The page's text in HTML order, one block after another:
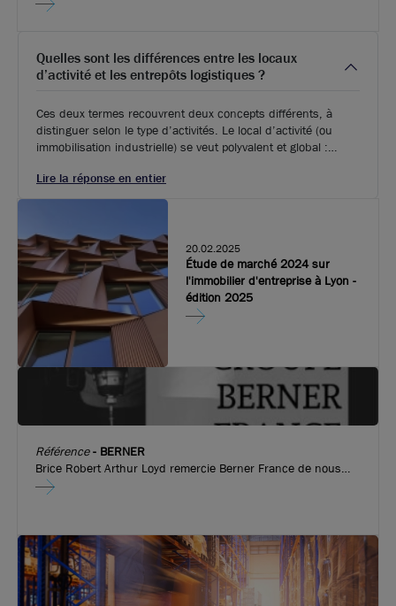
Soyez alerté quand de nouvelles annonces sont
disponibles pour votre recherche !
Créer une alerte
Découvrir les offres hors catalogue
Villeurbanne
DECINES-CHARPIEU 69150
VAULX-EN-VELIN 69120
BRON 69500
CHASSIEU 69680
VENISSIEUX 69200
Quelles sont les différences entre les locaux
d’activité et les entrepôts logistiques ?
Ces deux termes recouvrent deux concepts différents, à
distinguer selon le type d’activités. Le local d’activité (ou
immobilisation industrielle) se veut polyvalent et global :
ou PME) s’y déroule, de la partie production jusqu’à la
transformation, travaux divers et stock de biens, mais aussi
occupée). Généralement situés en zone périurbaine et d’une
surface variable selon les besoins.
Lire la réponse en entier
20.02.2025
Étude de marché 2024 sur
l'immobilier d'entreprise à Lyon -
édition 2025
Référence- BERNER
Brice Robert Arthur Loyd remercie Berner France de nous
avoir fait confiance pour l’implantation de leurs nouveaux